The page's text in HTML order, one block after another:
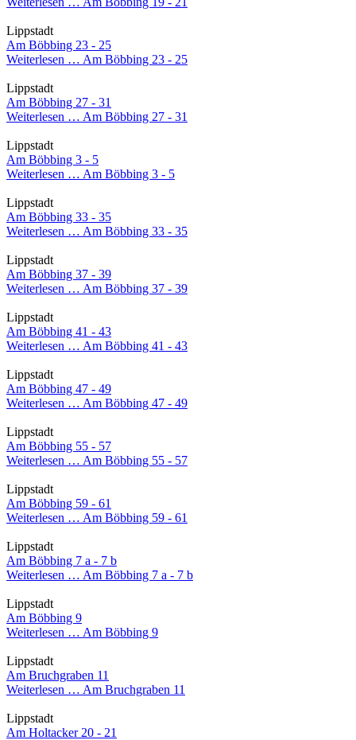
Lippstadt
Am Böbbing 23 - 25
Weiterlesen … Am Böbbing 23 - 25
Lippstadt
Am Böbbing 27 - 31
Weiterlesen … Am Böbbing 27 - 31
Lippstadt
Am Böbbing 3 - 5
Weiterlesen … Am Böbbing 3 - 5
Lippstadt
Am Böbbing 33 - 35
Weiterlesen … Am Böbbing 33 - 35
Lippstadt
Am Böbbing 37 - 39
Weiterlesen … Am Böbbing 37 - 39
Lippstadt
Am Böbbing 41 - 43
Weiterlesen … Am Böbbing 41 - 43
Lippstadt
Am Böbbing 47 - 49
Weiterlesen … Am Böbbing 47 - 49
Lippstadt
Am Böbbing 55 - 57
Weiterlesen … Am Böbbing 55 - 57
Lippstadt
Am Böbbing 59 - 61
Weiterlesen … Am Böbbing 59 - 61
Lippstadt
Am Böbbing 7 a - 7 b
Weiterlesen … Am Böbbing 7 a - 7 b
Lippstadt
Am Böbbing 9
Weiterlesen … Am Böbbing 9
Lippstadt
Am Bruchgraben 11
Weiterlesen … Am Bruchgraben 11
Lippstadt
Am Holtacker 20 - 21